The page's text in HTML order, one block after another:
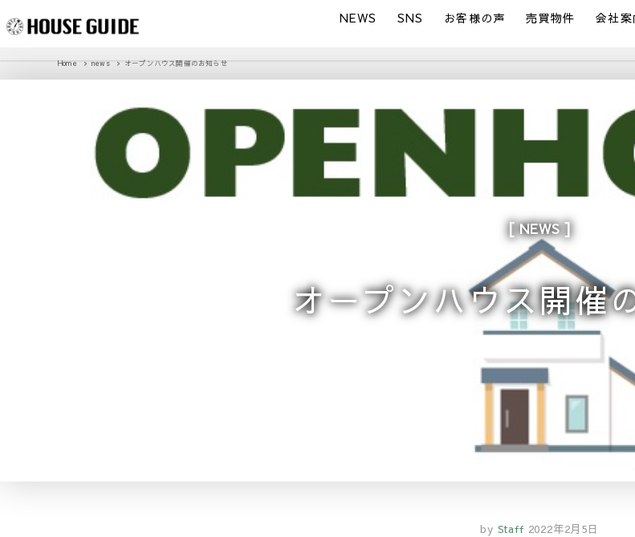
NEWS SNS お客様の声 売買物件 会社案
Home news オープンハウス開催のお知らせ
NEWS
オープンハウス開催
by Staff 2022年2月5日